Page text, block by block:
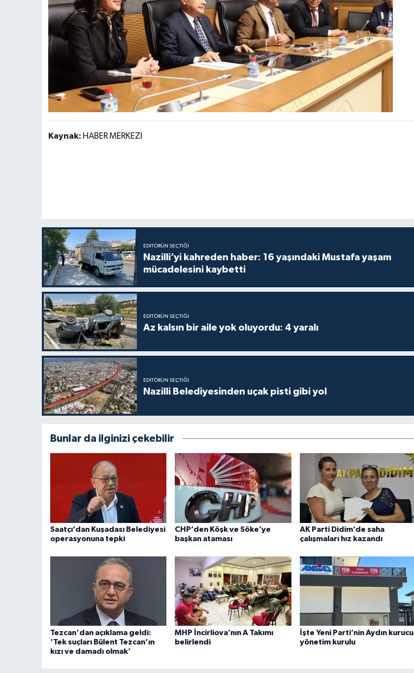
Kaynak: HABER MERKEZİ
EDITÖRÜN SEÇTIĞI
Nazilli’yi kahreden haber: 16 yaşındaki Mustafa yaşam
mücadelesini kaybetti
EDITÖRÜN SEÇTIĞI
Az kalsın bir aile yok oluyordu: 4 yaralı
EDITÖRÜN SEÇTIĞI
Nazilli Belediyesinden uçak pisti gibi yol
Bunlar da ilginizi çekebilir
Saatçı’dan Kuşadası Belediyesi
operasyonuna tepki
CHP’den Köşk ve Söke’ye
başkan ataması
AK Parti Didim’de saha
çalışmaları hız kazandı
Tezcan'dan açıklama geldi:
'Tek suçları Bülent Tezcan’ın
kızı ve damadı olmak’
MHP İncirliova’nın A Takımı
belirlendi
İşte Yeni Parti’nin Aydın kurucu
yönetim kurulu